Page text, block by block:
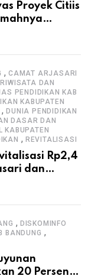
Proyek Citiis
,CAMAT ARJASARI
DAN
PENDIDIKAN KAB
KABUPATEN
,DUNIA PENDIDIKAN
DASAR DAN
KABUPATEN
, REVITALISASI
Rp2,4
dan
Antusias
, DISKOMINFO
BANDUNG ,
20 Persen